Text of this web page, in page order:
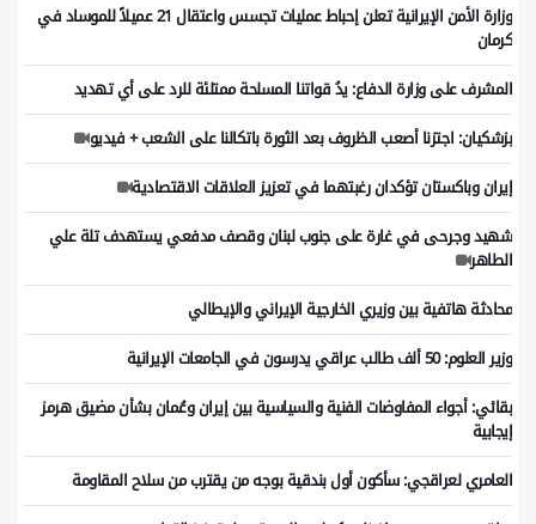
وزارة الأمن الإيرانية تعلن إحباط عمليات تجسس واعتقال 21 عميلاً للموساد في
كرمان
المشرف على وزارة الدفاع: يدُ قواتنا المسلحة ممتلئة للرد على أي تهديد
بزشكيان: اجتزنا أصعب الظروف بعد الثورة باتكالنا على الشعب + فيديو
إيران وباكستان تؤكدان رغبتهما في تعزيز العلاقات الاقتصادية
شهيد وجرحى في غارة على جنوب لبنان وقصف مدفعي يستهدف تلة علي
الطاهر
محادثة هاتفية بين وزيري الخارجية الإيراني والإيطالي
وزير العلوم: 50 ألف طالب عراقي يدرسون في الجامعات الإيرانية
بقائي: أجواء المفاوضات الفنية والسياسية بين إيران وعُمان بشأن مضيق هرمز
إيجابية
العامري لعراقجي: سأكون أول بندقية بوجه من يقترب من سلاح المقاومة